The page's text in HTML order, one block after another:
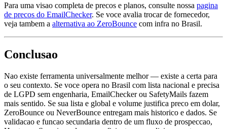
Para uma visao completa de precos e planos, consulte nossa pagina
de precos do EmailChecker. Se voce avalia trocar de fornecedor,
veja tambem a alternativa ao ZeroBounce com infra no Brasil.
Conclusao
Nao existe ferramenta universalmente melhor — existe a certa para
o seu contexto. Se voce opera no Brasil com lista nacional e precisa
de LGPD sem engenharia, EmailChecker ou SafetyMails fazem
mais sentido. Se sua lista e global e volume justifica preco em dolar,
ZeroBounce ou NeverBounce entregam mais historico e dados. Se
validacao e funcao secundaria dentro de um fluxo de prospeccao,